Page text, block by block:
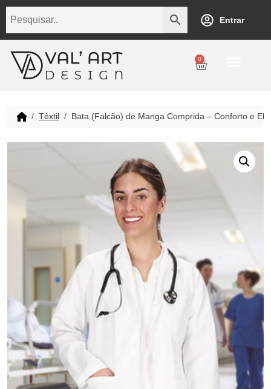
Entrar
0
Têxtil Bata (Falcão) de Manga Comprida – Conforto e